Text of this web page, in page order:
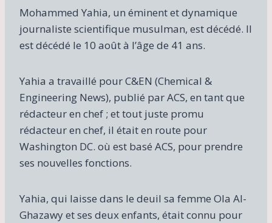
Mohammed Yahia, un éminent et dynamique
journaliste scientifique musulman, est décédé. Il
est décédé le 10 août à l’âge de 41 ans.
Yahia a travaillé pour C&EN (Chemical &
Engineering News), publié par ACS, en tant que
rédacteur en chef ; et tout juste promu
rédacteur en chef, il était en route pour
Washington DC. où est basé ACS, pour prendre
ses nouvelles fonctions.
Yahia, qui laisse dans le deuil sa femme Ola Al-
Ghazawy et ses deux enfants, était connu pour